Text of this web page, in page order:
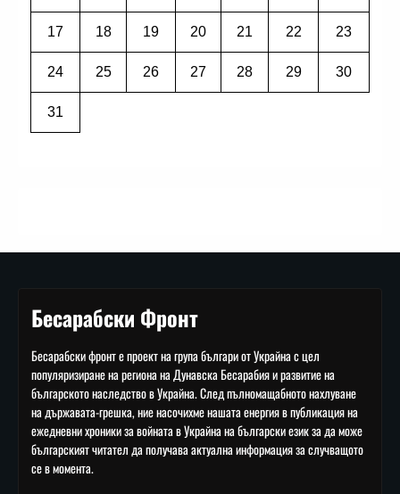
17 18 19 20 21 22 23
24 25 26 27 28 29 30
31
Бесарабски Фронт
Бесарабски фронт е проект на група българи от Украйна с цел
популяризиране на региона на Дунавска Бесарабия и развитие на
българското наследство в Украйна. След пълномащабното нахлуване
на държавата-грешка, ние насочихме нашата енергия в публикация на
ежедневни хроники за войната в Украйна на български език за да може
българският читател да получава актуална информация за случващото
се в момента.